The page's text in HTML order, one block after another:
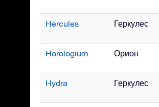
Hercules Геркулес
Horologium Орион
Hydra Геркулес